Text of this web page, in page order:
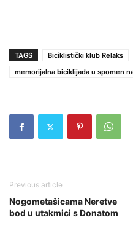
TAGS
Biciklistički klub Relaks
memorijalna biciklijada u spomen
Previous article
Nogometašicama Neretve
bod u utakmici s Donatom